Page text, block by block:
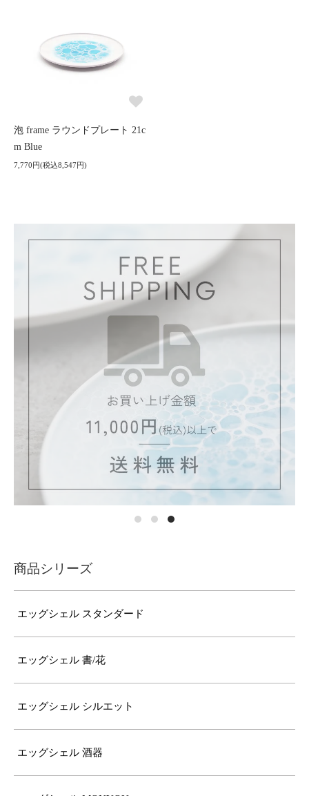
泡 frame ラウンドプレート 21c
m Blue
7,770円(税込8,547円)
商品シリーズ
エッグシェル スタンダード
エッグシェル 書/花
エッグシェル シルエット
エッグシェル 酒器